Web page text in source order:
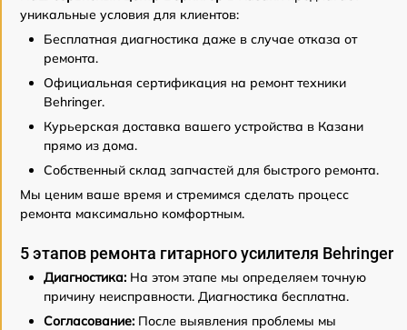
уникальные условия для клиентов:
Бесплатная диагностика даже в случае отказа от
ремонта.
Официальная сертификация на ремонт техники
Behringer.
Курьерская доставка вашего устройства в Казани
прямо из дома.
Собственный склад запчастей для быстрого ремонта.
Мы ценим ваше время и стремимся сделать процесс
ремонта максимально комфортным.
5 этапов ремонта гитарного усилителя Behringer
Диагностика: На этом этапе мы определяем точную
причину неисправности. Диагностика бесплатна.
Согласование: После выявления проблемы мы